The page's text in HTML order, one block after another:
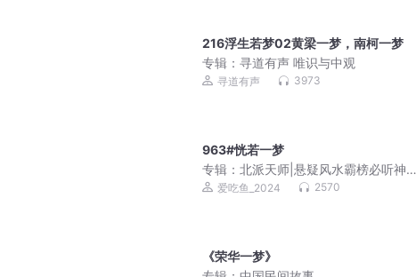
216浮生若梦02黄梁一梦，南柯一梦
专辑： 寻道有声 唯识与中观
寻道有声 3973
963#恍若一梦
专辑： 北派天师|悬疑风水霸榜必听神作
爆款灵异|VIP免费
爱吃鱼_2024 2570
《荣华一梦》